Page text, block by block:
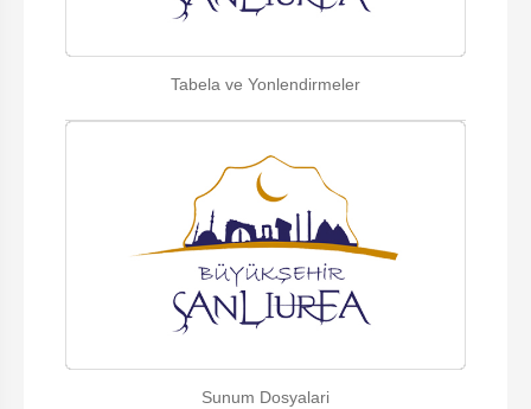
Tabela ve Yonlendirmeler
Sunum Dosyalari